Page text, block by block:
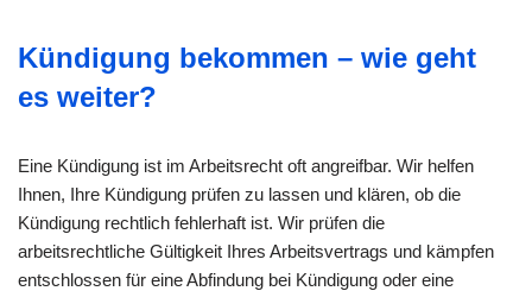
Kündigung bekommen – wie geht
es weiter?
Eine Kündigung ist im Arbeitsrecht oft angreifbar. Wir helfen
Ihnen, Ihre Kündigung prüfen zu lassen und klären, ob die
Kündigung rechtlich fehlerhaft ist. Wir prüfen die
arbeitsrechtliche Gültigkeit Ihres Arbeitsvertrags und kämpfen
entschlossen für eine Abfindung bei Kündigung oder eine